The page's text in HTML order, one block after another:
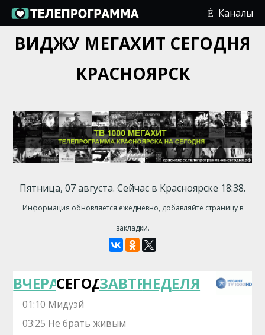
Каналы
ВИДЖУ МЕГАХИТ СЕГОДНЯ
КРАСНОЯРСК
Пятница, 07 августа. Сейчас в Красноярске 18:38.
Информация обновляется ежедневно, добавляйте страницу в
закладки.
ВЧЕРАСЕГОДНЯЗАВТРАНЕДЕЛЯ
01:10 Мидуэй
03:25 Не брать живым